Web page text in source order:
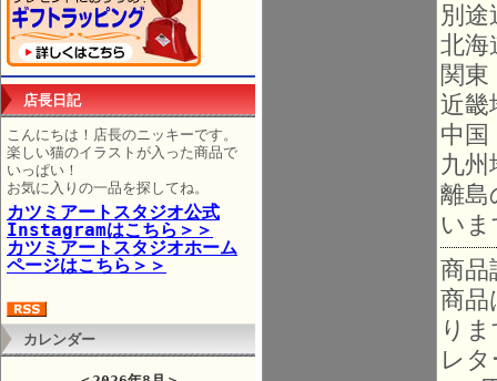
店長日記
こんにちは！店長のニッキーです。
楽しい猫のイラストが入った商品で
いっぱい！
お気に入りの一品を探してね。
カツミアートスタジオ公式
Instagramはこちら＞＞
カツミアートスタジオホーム
ページはこちら＞＞
カレンダー
別
北海
関東
近畿
中国
九州
離島
い
商品
商品
り
レ